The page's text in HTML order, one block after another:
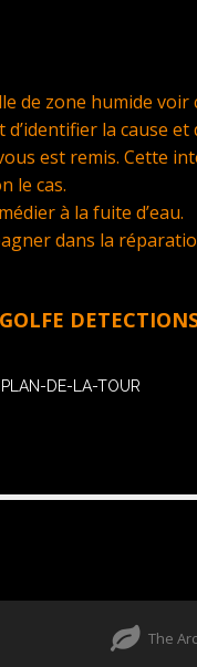
zone humide voir
la cause
est remis. Cette
le cas.
à la fuite d’eau.
dans la
DETECTIONS
DE-LA-TOUR
The